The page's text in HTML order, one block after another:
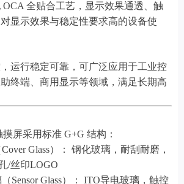
全贴合工艺，显示效果通透、触
显示效果与稳定性要求高的设备使
运行稳定可靠，可广泛应用于工业控
终端、商用显示等领域，满足长期高
屏采用标准 G+G 结构：
Glass）： 钢化玻璃，耐刮耐磨，
/丝印LOGO
Sensor Glass）： ITO导电玻璃，触控